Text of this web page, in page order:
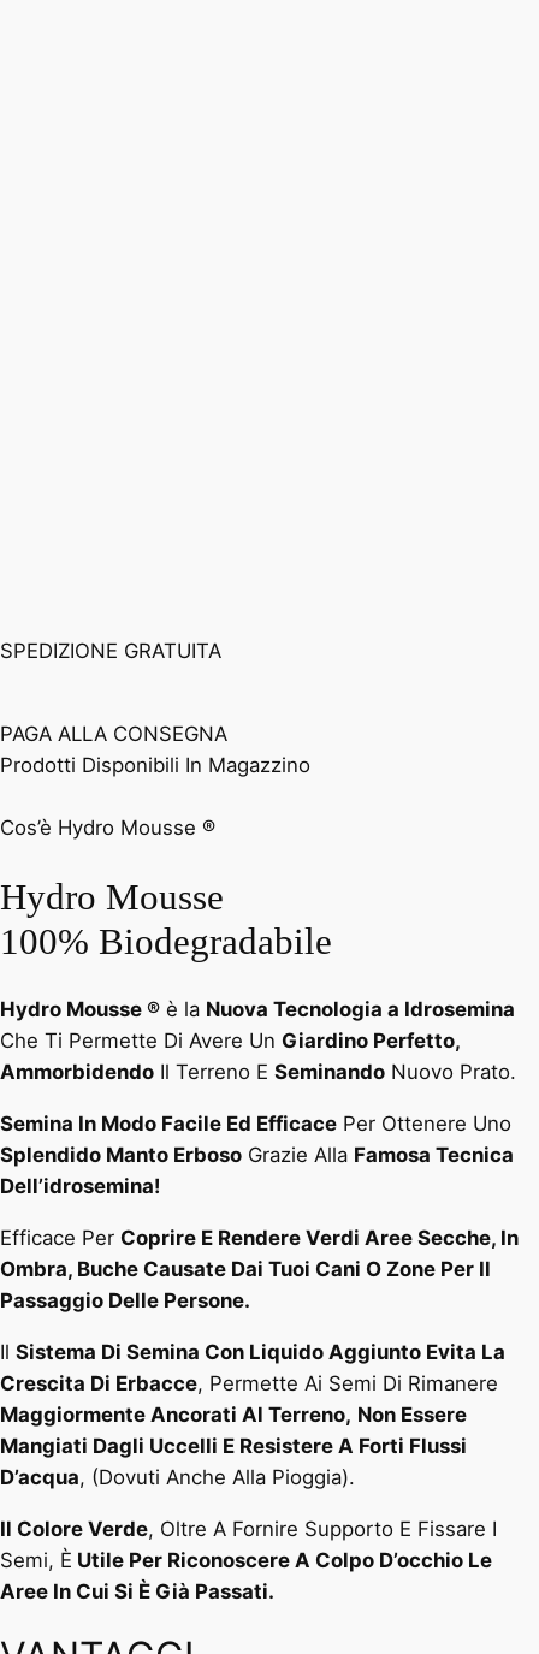
SPEDIZIONE GRATUITA
PAGA ALLA CONSEGNA
Prodotti Disponibili In Magazzino
Cos’è Hydro Mousse ®
Hydro Mousse
100% Biodegradabile
Hydro Mousse ® è la Nuova Tecnologia a Idrosemina
Che Ti Permette Di Avere Un Giardino Perfetto,
Ammorbidendo Il Terreno E Seminando Nuovo Prato.
Semina In Modo Facile Ed Efficace Per Ottenere Uno
Splendido Manto Erboso Grazie Alla Famosa Tecnica
Dell’idrosemina!
Efficace Per Coprire E Rendere Verdi Aree Secche, In
Ombra, Buche Causate Dai Tuoi Cani O Zone Per Il
Passaggio Delle Persone.
Il Sistema Di Semina Con Liquido Aggiunto Evita La
Crescita Di Erbacce, Permette Ai Semi Di Rimanere
Maggiormente Ancorati Al Terreno, Non Essere
Mangiati Dagli Uccelli E Resistere A Forti Flussi
D’acqua, (Dovuti Anche Alla Pioggia).
Il Colore Verde, Oltre A Fornire Supporto E Fissare I
Semi, È Utile Per Riconoscere A Colpo D’occhio Le
Aree In Cui Si È Già Passati.